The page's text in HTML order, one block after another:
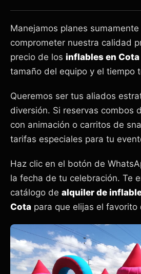
Manejamos planes
comprometer nuestra calidad
precio de los inflables en Cota
tamaño del equipo y el tiempo
Queremos ser tus aliados
diversión. Si reservas combos
con animación o carritos de
tarifas especiales para tu
Haz clic en el botón de
la fecha de tu celebración. Te
catálogo de alquiler de
Cota para que elijas el favorito